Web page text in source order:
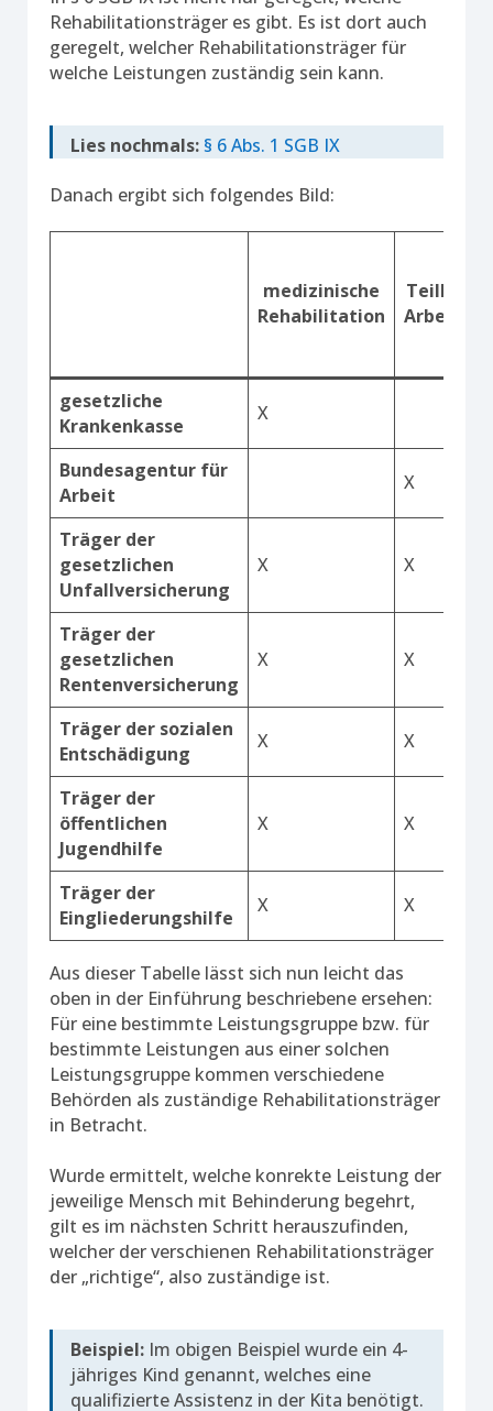
Rehabilitationsträger es gibt. Es ist dort auch
geregelt, welcher Rehabilitationsträger für
welche Leistungen zuständig sein kann.
Lies nochmals:§ 6 Abs. 1 SGB IX
Danach ergibt sich folgendes Bild:
medizinische
Rehabilitation
Teilhabe
gesetzliche
Krankenkasse
X
Bundesagentur für
Arbeit
X
Träger der
gesetzlichen
Unfallversicherung
X X
Träger der
gesetzlichen
Rentenversicherung
X X
Träger der sozialen
Entschädigung
X X
Träger der
öffentlichen
Jugendhilfe
X X
Träger der
Eingliederungshilfe
X X
Aus dieser Tabelle lässt sich nun leicht das
oben in der Einführung beschriebene ersehen:
Für eine bestimmte Leistungsgruppe bzw. für
bestimmte Leistungen aus einer solchen
Leistungsgruppe kommen verschiedene
Behörden als zuständige Rehabilitationsträger
in Betracht.
Wurde ermittelt, welche konrekte Leistung der
jeweilige Mensch mit Behinderung begehrt,
gilt es im nächsten Schritt herauszufinden,
welcher der verschienen Rehabilitationsträger
der „richtige“, also zuständige ist.
Beispiel: Im obigen Beispiel wurde ein 4-
jähriges Kind genannt, welches eine
qualifizierte Assistenz in der Kita benötigt.